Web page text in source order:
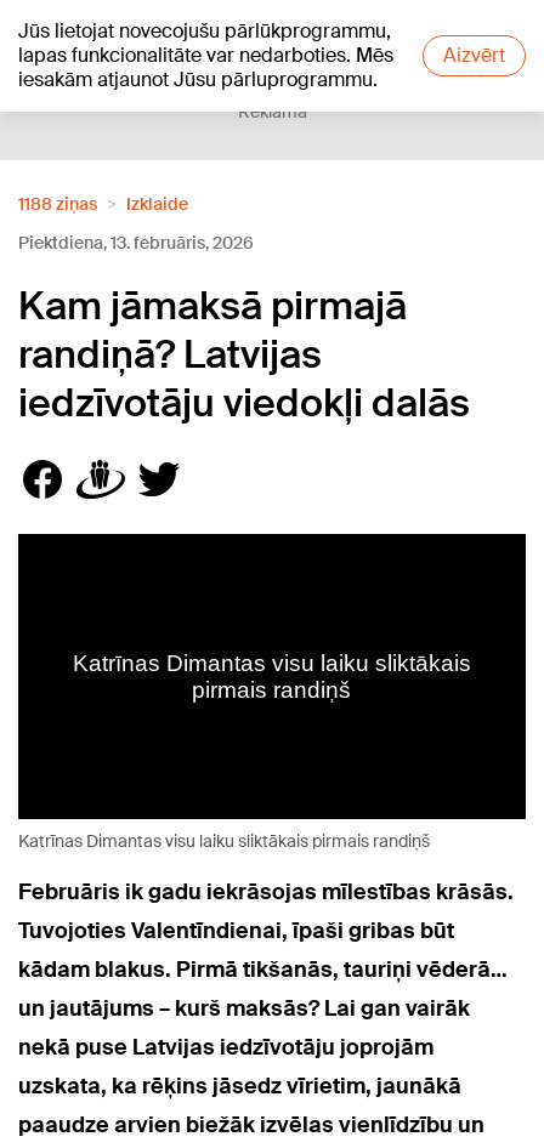
Jūs lietojat novecojušu pārlūkprogrammu,
lapas funkcionalitāte var nedarboties. Mēs
iesakām atjaunot Jūsu pārluprogrammu.
Aizvērt
+20°C
Reklāma
1188 ziņas
Izklaide
Piektdiena, 13. februāris, 2026
Kam jāmaksā pirmajā
randiņā? Latvijas
iedzīvotāju viedokļi dalās
Katrīnas Dimantas visu laiku sliktākais pirmais randiņš
Februāris ik gadu iekrāsojas mīlestības krāsās.
Tuvojoties Valentīndienai, īpaši gribas būt
kādam blakus. Pirmā tikšanās, tauriņi vēderā…
un jautājums – kurš maksās? Lai gan vairāk
nekā puse Latvijas iedzīvotāju joprojām
uzskata, ka rēķins jāsedz vīrietim, jaunākā
paaudze arvien biežāk izvēlas vienlīdzību un